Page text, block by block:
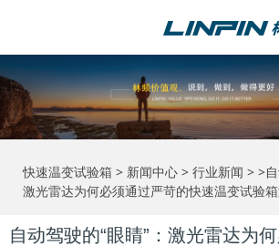
快速温变试验箱 > 新闻中心 > 行业新闻 > >
激光雷达为何必须通过严苛的快速温变试验
自动驾驶的“眼睛”：激光雷达为